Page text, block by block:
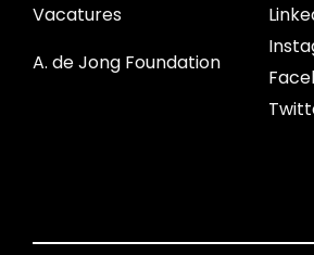
Vacatures
A. de Jong Foundation